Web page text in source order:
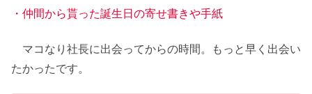
・仲間から貰った誕生日の寄せ書きや手紙
マコなり社長に出会ってからの時間。もっと早く出会い
たかったです。